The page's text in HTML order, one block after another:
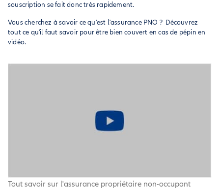
souscription se fait donc très rapidement.
Vous cherchez à savoir ce qu'est l'assurance PNO ? Découvrez
tout ce qu'il faut savoir pour être bien couvert en cas de pépin en
vidéo.
Tout savoir sur l'assurance propriétaire non-occupant